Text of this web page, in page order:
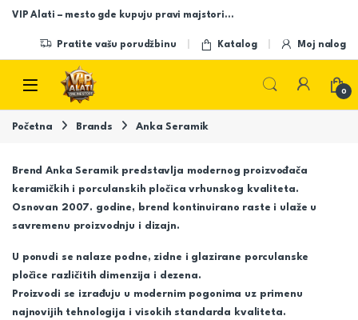
Skip to navigation
Skip to content
VIP Alati – mesto gde kupuju pravi majstori…
Pratite vašu porudžbinu Katalog Moj nalog
Open
0
Početna Brands Anka Seramik
BrendAnka Seramik predstavlja modernog proizvođača
keramičkih i porculanskih pločica vrhunskog kvaliteta.
Osnovan 2007. godine, brend kontinuirano raste i ulaže u
savremenu proizvodnju i dizajn.
U ponudi se nalaze podne, zidne i glazirane porculanske
pločice različitih dimenzija i dezena.
Proizvodi se izrađuju u modernim pogonima uz primenu
najnovijih tehnologija i visokih standarda kvaliteta.